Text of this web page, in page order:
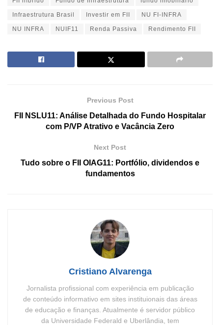
Infraestrutura Brasil Investir em FII NU FI-INFRA
NU INFRA NUIF11 Renda Passiva Rendimento FII
Previous Post
FII NSLU11: Análise Detalhada do Fundo Hospitalar
com P/VP Atrativo e Vacância Zero
Next Post
Tudo sobre o FII OIAG11: Portfólio, dividendos e
fundamentos
Cristiano Alvarenga
Jornalista profissional com experiência em publicação
de conteúdo informativo em sites instituionais das áreas
de educação e finanças. Atualmente é servidor público
da Universidade Federald e Uberlândia, tem